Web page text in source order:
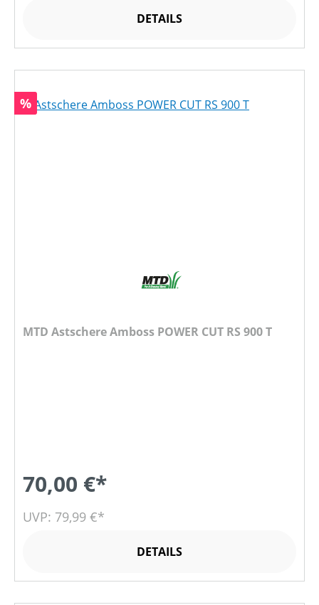
DETAILS
Rabatt
%
MTD Astschere Amboss POWER CUT RS 900 T
70,00 €*
UVP: 79,99 €*
DETAILS